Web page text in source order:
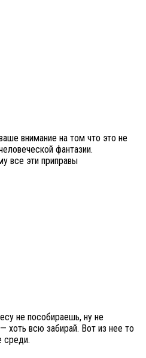
внимание на том что это не
фантазии.
все эти приправы
не пособираешь, ну не
хоть всю забирай. Вот из нее то
среди.